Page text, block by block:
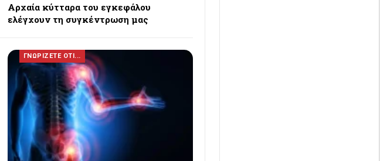
Αρχαία κύτταρα του εγκεφάλου
ελέγχουν τη συγκέντρωση μας
ΓΝΩΡΙΖΕΤΕ ΟΤΙ...